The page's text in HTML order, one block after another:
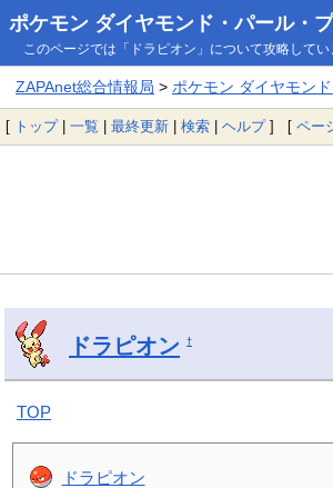
ポケモン ダイヤモンド・パール・
このページでは「ドラピオン」について攻略してい
ZAPAnet総合情報局 > ポケモン ダイヤモン
[ トップ| 一覧 | 最終更新 | 検索 | ヘルプ] [ ペー
ドラピオン †
TOP
ドラピオン